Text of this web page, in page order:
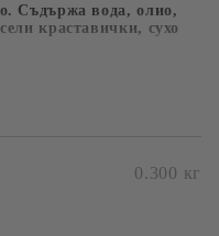
Съдържа вода, олио,
краставички, сухо
на работния ден.
0.300 кг